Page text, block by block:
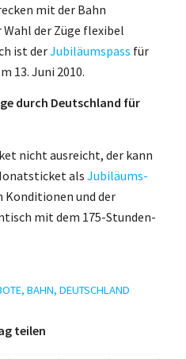
mit der Bahn
der Züge flexibel
ist derJubiläumspass für
13. Juni 2010.
durch Deutschland für
nicht ausreicht, der kann
als Jubiläums-
Konditionen und der
mit dem 175-Stunden-
,BAHN,DEUTSCHLAND
teilen